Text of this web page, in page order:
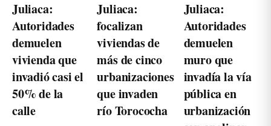
Juliaca:
Autoridades
demuelen
vivienda que
invadió casi el
50% de la
calle
Juliaca:
focalizan
viviendas de
más de cinco
urbanizaciones
que invaden
río Torococha
Juliaca:
Autoridades
demuelen
muro que
invadía la vía
pública en
urbanización